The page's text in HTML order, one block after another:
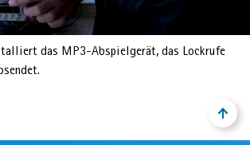
das MP3-Abspielgerät, das Lockrufe
NACH
OBEN
ZUM